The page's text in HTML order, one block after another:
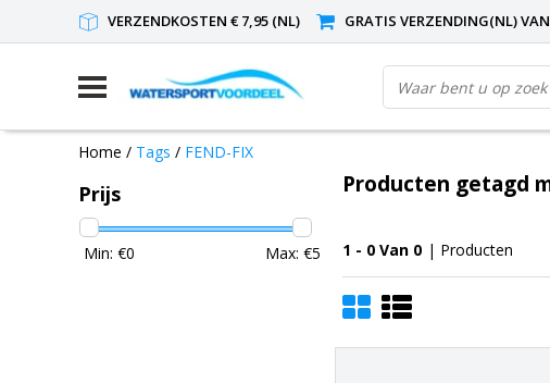
VERZENDKOSTEN € 7,95 (NL) GRATIS VERZENDING(NL)
Home / Tags / FEND-FIX
Prijs
Min: €0 Max: €5
Producten getagd
1 - 0 Van 0 | Producten